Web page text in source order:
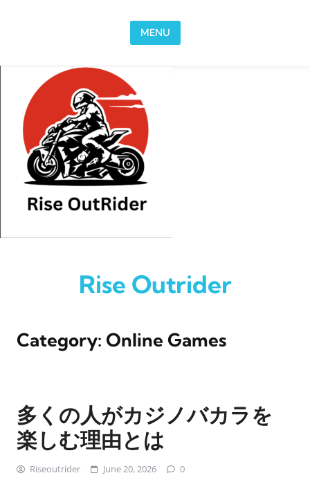
MENU
Rise Outrider
Category: Online Games
多くの人がカジノバカラを
楽しむ理由とは
Riseoutrider June 20, 2026 0